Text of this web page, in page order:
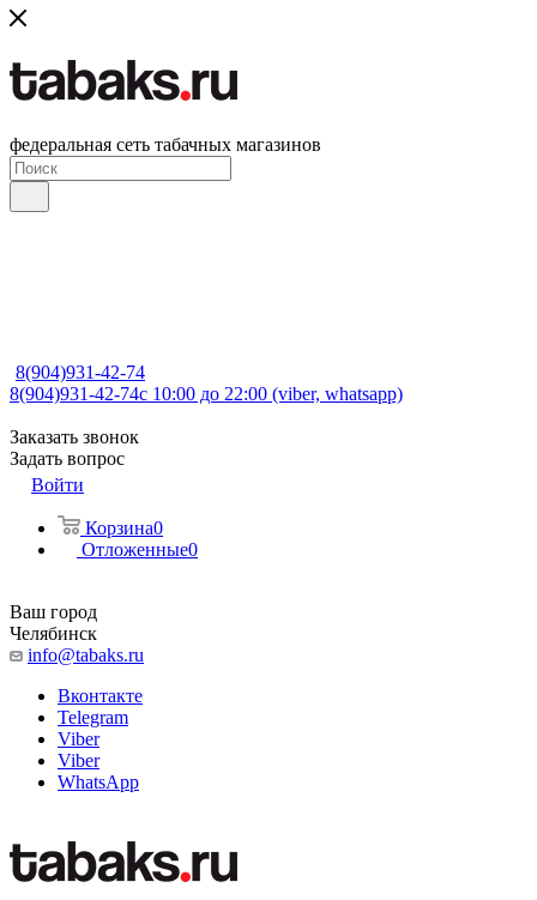
федеральная сеть табачных магазинов
8(904)931-42-74
8(904)931-42-74с 10:00 до 22:00 (viber, whatsapp)
Заказать звонок
Задать вопрос
Войти
Корзина0
Отложенные0
Ваш город
Челябинск
info@tabaks.ru
Вконтакте
Telegram
Viber
Viber
WhatsApp